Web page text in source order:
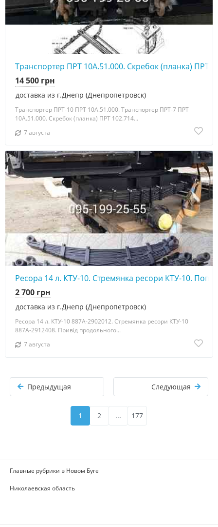
Транспортер ПРТ 10А.51.000. Скребок (планка) ПРТ
доставка из г.Днепр (Днепропетровск)
14 500 грн
Транспортер ПРТ-10 ПРТ 10А.51.000. Транспортер ПРТ-7 ПРТ
10А.51.000. Скребок (планка) ПРТ 102.714...
7 августа
Ресора 14 л. КТУ-10. Стремянка ресори КТУ-10.
доставка из г.Днепр (Днепропетровск)
2 700 грн
Ресора 14 л. КТУ-10 887А-2902012. Стремянка ресори КТУ-10
887А-2912408. Привід продольного...
7 августа
Предыдущая Следующая
1 2 ... 177
Главные рубрики в Новом Буге
Николаевская область